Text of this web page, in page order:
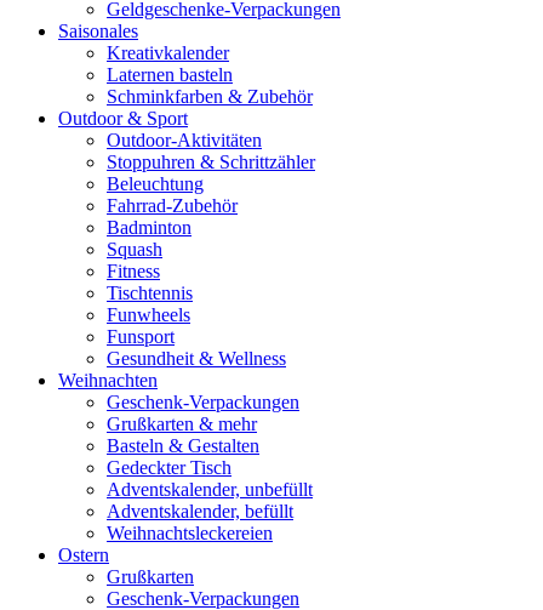
Geldgeschenke-Verpackungen
Saisonales
Kreativkalender
Laternen basteln
Schminkfarben & Zubehör
Outdoor & Sport
Outdoor-Aktivitäten
Stoppuhren & Schrittzähler
Beleuchtung
Fahrrad-Zubehör
Badminton
Squash
Fitness
Tischtennis
Funwheels
Funsport
Gesundheit & Wellness
Weihnachten
Geschenk-Verpackungen
Grußkarten & mehr
Basteln & Gestalten
Gedeckter Tisch
Adventskalender, unbefüllt
Adventskalender, befüllt
Weihnachtsleckereien
Ostern
Grußkarten
Geschenk-Verpackungen